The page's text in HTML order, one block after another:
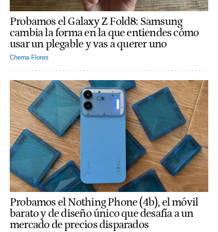
Probamos el Galaxy Z Fold8: Samsung
cambia la forma en la que entiendes cómo
usar un plegable y vas a querer uno
Chema Flores
Probamos el Nothing Phone (4b), el móvil
barato y de diseño único que desafía a un
mercado de precios disparados